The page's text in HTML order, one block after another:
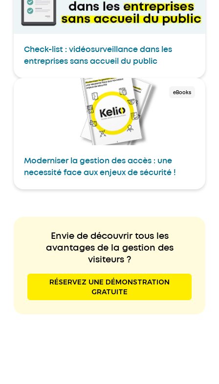
Check-list : vidéosurveillance dans les
entreprises sans accueil du public
eBooks
Moderniser la gestion des accès : une
necessité face aux enjeux de sécurité !
Envie de découvrir tous les
avantages de la gestion des
visiteurs ?
RÉSERVEZ UNE DÉMONSTRATION
GRATUITE